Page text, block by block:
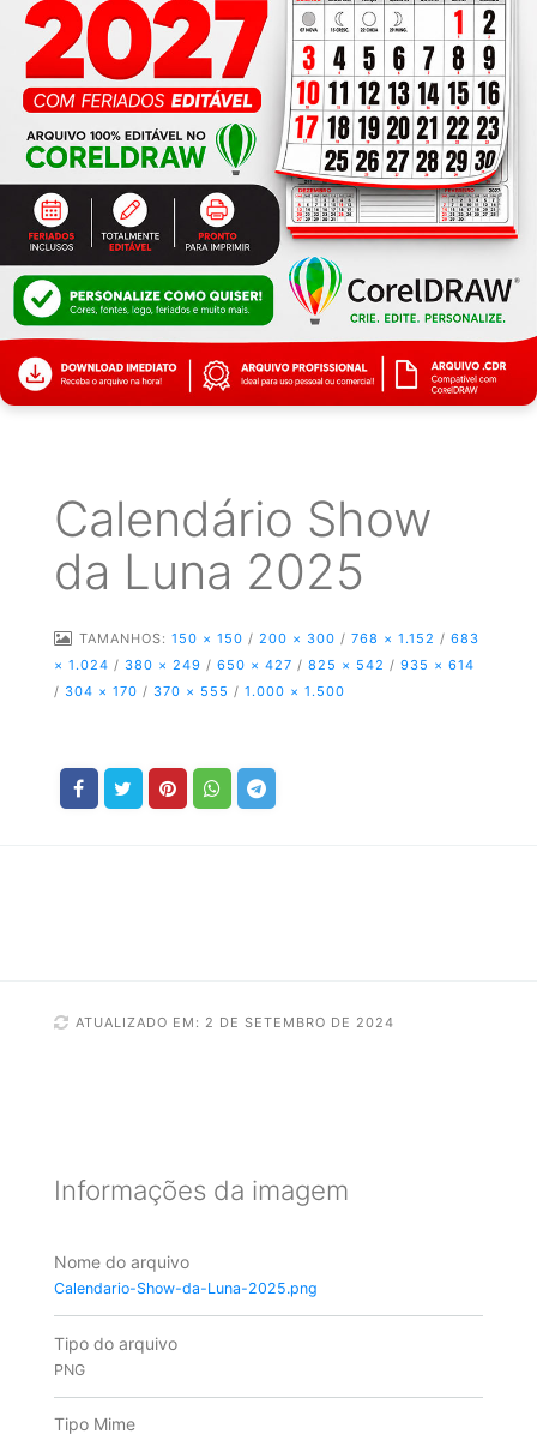
Calendário Show
da Luna 2025
TAMANHOS: 150 × 150 / 200 × 300 / 768 × 1.152 / 683
× 1.024 / 380 × 249 / 650 × 427 / 825 × 542 / 935 × 614
/ 304 × 170 / 370 × 555 / 1.000 × 1.500
ATUALIZADO EM: 2 DE SETEMBRO DE 2024
Informações da imagem
Nome do arquivo
Calendario-Show-da-Luna-2025.png
Tipo do arquivo
PNG
Tipo Mime